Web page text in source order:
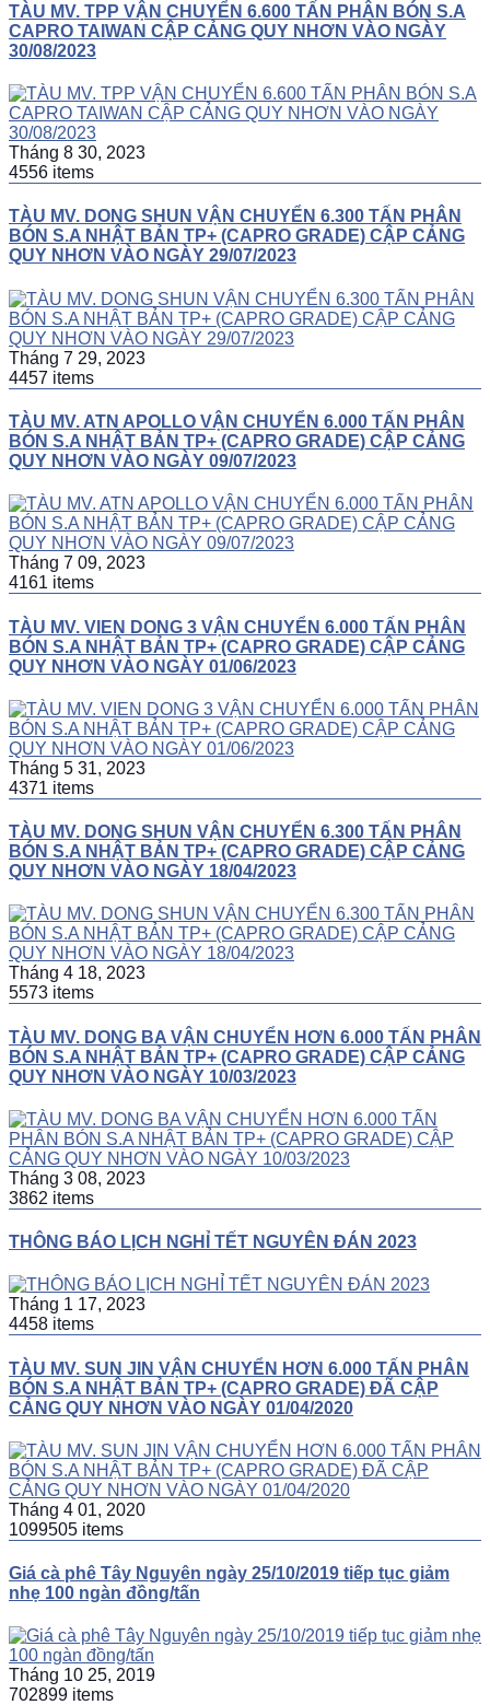
TÀU MV. TPP VẬN CHUYỂN 6.600 TẤN PHÂN BÓN S.A
CAPRO TAIWAN CẬP CẢNG QUY NHƠN VÀO NGÀY
30/08/2023
Tháng 8 30, 2023
4556 items
TÀU MV. DONG SHUN VẬN CHUYỂN 6.300 TẤN PHÂN
BÓN S.A NHẬT BẢN TP+ (CAPRO GRADE) CẬP CẢNG
QUY NHƠN VÀO NGÀY 29/07/2023
Tháng 7 29, 2023
4457 items
TÀU MV. ATN APOLLO VẬN CHUYỂN 6.000 TẤN PHÂN
BÓN S.A NHẬT BẢN TP+ (CAPRO GRADE) CẬP CẢNG
QUY NHƠN VÀO NGÀY 09/07/2023
Tháng 7 09, 2023
4161 items
TÀU MV. VIEN DONG 3 VẬN CHUYỂN 6.000 TẤN PHÂN
BÓN S.A NHẬT BẢN TP+ (CAPRO GRADE) CẬP CẢNG
QUY NHƠN VÀO NGÀY 01/06/2023
Tháng 5 31, 2023
4371 items
TÀU MV. DONG SHUN VẬN CHUYỂN 6.300 TẤN PHÂN
BÓN S.A NHẬT BẢN TP+ (CAPRO GRADE) CẬP CẢNG
QUY NHƠN VÀO NGÀY 18/04/2023
Tháng 4 18, 2023
5573 items
TÀU MV. DONG BA VẬN CHUYỂN HƠN 6.000 TẤN PHÂN
BÓN S.A NHẬT BẢN TP+ (CAPRO GRADE) CẬP CẢNG
QUY NHƠN VÀO NGÀY 10/03/2023
Tháng 3 08, 2023
3862 items
THÔNG BÁO LỊCH NGHỈ TẾT NGUYÊN ĐÁN 2023
Tháng 1 17, 2023
4458 items
TÀU MV. SUN JIN VẬN CHUYỂN HƠN 6.000 TẤN PHÂN
BÓN S.A NHẬT BẢN TP+ (CAPRO GRADE) ĐÃ CẬP
CẢNG QUY NHƠN VÀO NGÀY 01/04/2020
Tháng 4 01, 2020
1099505 items
Giá cà phê Tây Nguyên ngày 25/10/2019 tiếp tục giảm
nhẹ 100 ngàn đồng/tấn
Tháng 10 25, 2019
702899 items